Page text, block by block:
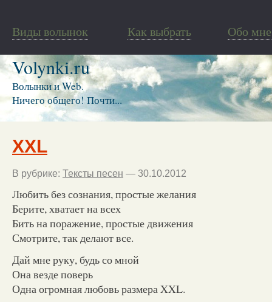
Виды волынок Как выбрать Обо мне
Volynki.ru
Волынки и Web.
Ничего общего! Почти...
XXL
В рубрике: Тексты песен — 30.10.2012
Любить без сознания, простые желания
Берите, хватает на всех
Бить на поражение, простые движения
Смотрите, так делают все.
Дай мне руку, будь со мной
Она везде поверь
Одна огромная любовь размера XXL.